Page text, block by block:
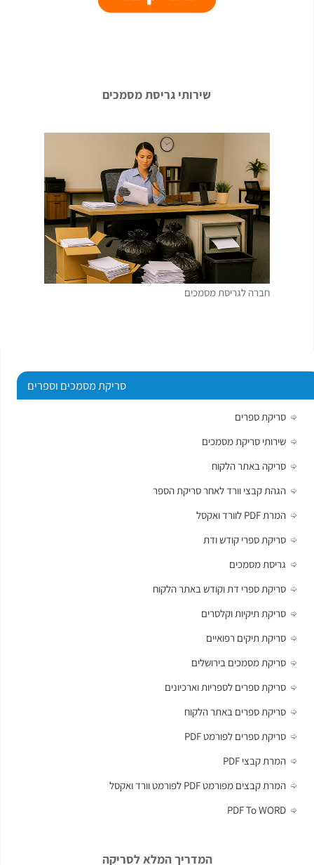
שירותי גריסת מסמכים
חברה לגריסת מסמכים
סריקת מסמכים וספרים
סריקת ספרים
שירותי סריקת מסמכים
סריקה באתר הלקוח
הגהת קבצי וורד לאחר סריקת הספר
המרת PDF לוורד ואקסל
סריקת ספרי קודש ודת
גריסת מסמכים
סריקת ספרי דת וקודש באתר הלקוח
סריקת תיקיות וקלסרים
סריקת תיקים רפואיים
סריקת מסמכים בירושלים
סריקת ספרים לספריות וארכיונים
סריקת ספרים באתר הלקוח
סריקת ספרים לפורמט PDF
המרת קבצי PDF
המרת קבצים מפורמט PDF לפורמט וורד ואקסל
PDF To WORD
המדריך המלא לסריקה